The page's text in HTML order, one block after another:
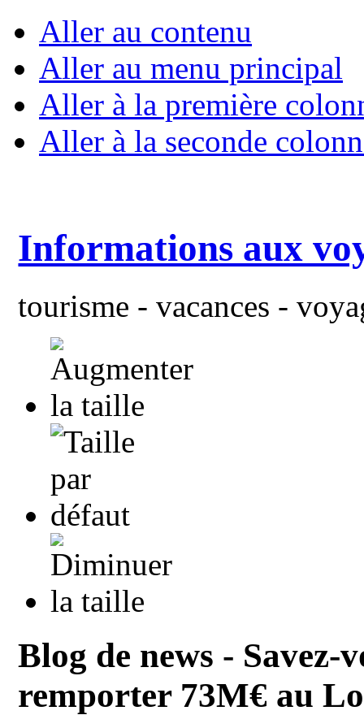
Aller au contenu
Aller au menu principal
Aller à la première
Aller à la seconde
Informations aux
tourisme - vacances -
Blog de news - Savez-
remporter 73M€ au